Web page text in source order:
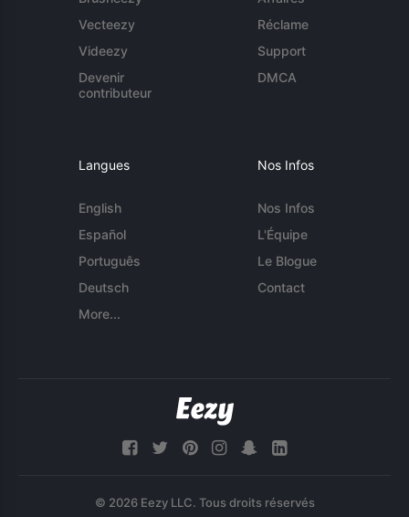
Vecteezy
Videezy
Devenir
contributeur
Réclame
Support
DMCA
Langues
English
Español
Português
Deutsch
More...
Nos Infos
Nos Infos
L'Équipe
Le Blogue
Contact
© 2026 Eezy LLC. Tous droits réservés